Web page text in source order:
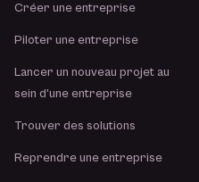
Créer une entreprise
Piloter une entreprise
Lancer un nouveau projet au
sein d’une entreprise
Trouver des solutions
Reprendre une entreprise